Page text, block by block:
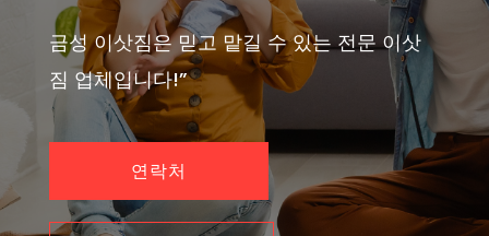
금성 이삿짐은 믿고 맡길 수 있는 전문 이삿
짐 업체입니다!”
연락처